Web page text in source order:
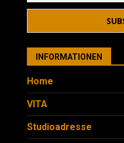
INFORMATIONEN
Home
VITA
Studioadresse